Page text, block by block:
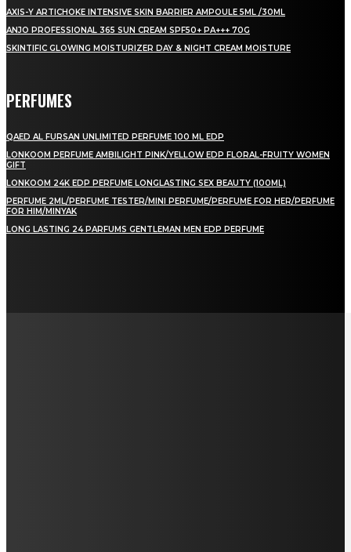
AXIS-Y ARTICHOKE INTENSIVE SKIN BARRIER AMPOULE 5ML /30ML
ANJO PROFESSIONAL 365 SUN CREAM SPF50+ PA+++ 70G
SKINTIFIC GLOWING MOISTURIZER DAY & NIGHT CREAM MOISTURE
PERFUMES
QAED AL FURSAN UNLIMITED PERFUME 100 ML EDP
LONKOOM PERFUME AMBILIGHT PINK/YELLOW EDP FLORAL-FRUITY WOMEN
GIFT
LONKOOM 24K EDP PERFUME LONGLASTING SEX BEAUTY (100ML)
PERFUME 2ML/PERFUME TESTER/MINI PERFUME/PERFUME FOR HER/PERFUME
FOR HIM/MINYAK
LONG LASTING 24 PARFUMS GENTLEMAN MEN EDP PERFUME